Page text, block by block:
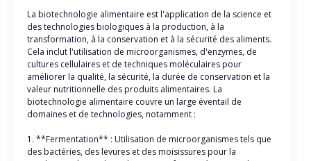
La biotechnologie alimentaire est l'application de la science et
des technologies biologiques à la production, à la
transformation, à la conservation et à la sécurité des aliments.
Cela inclut l'utilisation de microorganismes, d'enzymes, de
cultures cellulaires et de techniques moléculaires pour
améliorer la qualité, la sécurité, la durée de conservation et la
valeur nutritionnelle des produits alimentaires. La
biotechnologie alimentaire couvre un large éventail de
domaines et de technologies, notamment :
1. **Fermentation** : Utilisation de microorganismes tels que
des bactéries, des levures et des moisissures pour la